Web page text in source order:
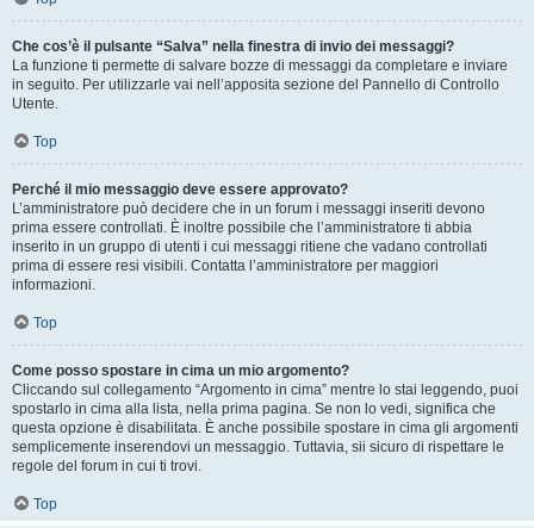
Che cos’è il pulsante “Salva” nella finestra di invio dei messaggi?
La funzione ti permette di salvare bozze di messaggi da completare e inviare
in seguito. Per utilizzarle vai nell’apposita sezione del Pannello di Controllo
Utente.
Top
Perché il mio messaggio deve essere approvato?
L’amministratore può decidere che in un forum i messaggi inseriti devono
prima essere controllati. È inoltre possibile che l’amministratore ti abbia
inserito in un gruppo di utenti i cui messaggi ritiene che vadano controllati
prima di essere resi visibili. Contatta l’amministratore per maggiori
informazioni.
Top
Come posso spostare in cima un mio argomento?
Cliccando sul collegamento “Argomento in cima” mentre lo stai leggendo, puoi
spostarlo in cima alla lista, nella prima pagina. Se non lo vedi, significa che
questa opzione è disabilitata. È anche possibile spostare in cima gli argomenti
semplicemente inserendovi un messaggio. Tuttavia, sii sicuro di rispettare le
regole del forum in cui ti trovi.
Top